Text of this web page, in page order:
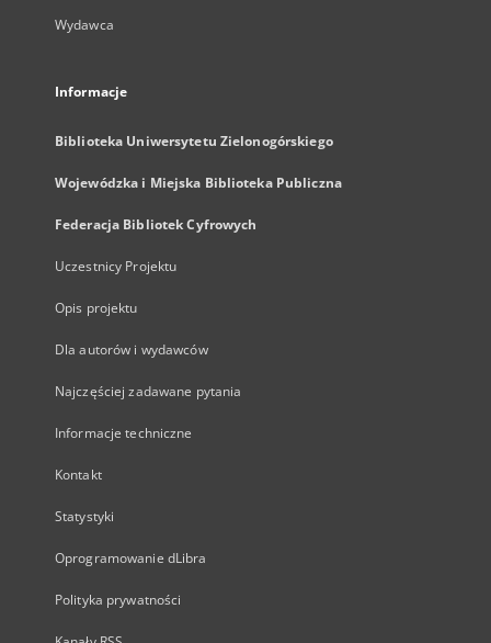
Wydawca
Informacje
Biblioteka Uniwersytetu Zielonogórskiego
Wojewódzka i Miejska Biblioteka Publiczna
Federacja Bibliotek Cyfrowych
Uczestnicy Projektu
Opis projektu
Dla autorów i wydawców
Najczęściej zadawane pytania
Informacje techniczne
Kontakt
Statystyki
Oprogramowanie dLibra
Polityka prywatności